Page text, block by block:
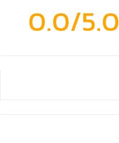
0.0/5.0